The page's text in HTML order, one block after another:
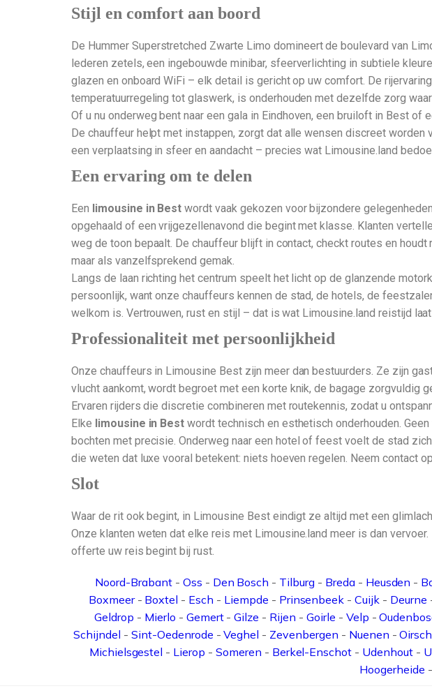
Stijl en comfort aan boord
De Hummer Superstretched Zwarte Limo domineert de boulevard van
lederen zetels, een ingebouwde minibar, sfeerverlichting in subtiele
glazen en onboard WiFi – elk detail is gericht op uw comfort. De
temperatuurregeling tot glaswerk, is onderhouden met dezelfde zorg
Of u nu onderweg bent naar een gala in Eindhoven, een bruiloft in Best of
De chauffeur helpt met instappen, zorgt dat alle wensen discreet
een verplaatsing in sfeer en aandacht – precies wat Limousine.land
Een ervaring om te delen
Een limousine in Best wordt vaak gekozen voor bijzondere
opgehaald of een vrijgezellenavond die begint met klasse. Klanten
weg de toon bepaalt. De chauffeur blijft in contact, checkt routes en
maar als vanzelfsprekend gemak.
Langs de laan richting het centrum speelt het licht op de glanzende
persoonlijk, want onze chauffeurs kennen de stad, de hotels, de
welkom is. Vertrouwen, rust en stijl – dat is wat Limousine.land reistijd
Professionaliteit met persoonlijkheid
Onze chauffeurs in Limousine Best zijn meer dan bestuurders. Ze zijn
vlucht aankomt, wordt begroet met een korte knik, de bagage zorgvuldig
Ervaren rijders die discretie combineren met routekennis, zodat u
Elke limousine in Best wordt technisch en esthetisch onderhouden.
bochten met precisie. Onderweg naar een hotel of feest voelt de stad
die weten dat luxe vooral betekent: niets hoeven regelen. Neem contact
Slot
Waar de rit ook begint, in Limousine Best eindigt ze altijd met een
Onze klanten weten dat elke reis met Limousine.land meer is dan
offerte uw reis begint bij rust.
Noord-Brabant- Oss - Den Bosch - Tilburg- Breda- Heusden -
Boxmeer- Boxtel - Esch - Liempde - Prinsenbeek -Cuijk - Deurne
Geldrop - Mierlo - Gemert-Gilze - Rijen - Goirle - Velp -
Schijndel -Sint-Oedenrode -Veghel - Zevenbergen - Nuenen -
Michielsgestel - Lierop - Someren - Berkel-Enschot - Udenhout-
Hoogerheide -